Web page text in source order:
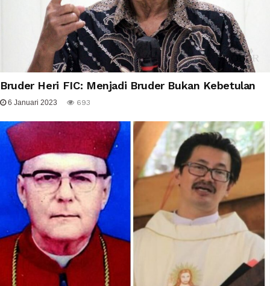
Bruder Heri FIC: Menjadi Bruder Bukan Kebetulan
6 Januari 2023 693